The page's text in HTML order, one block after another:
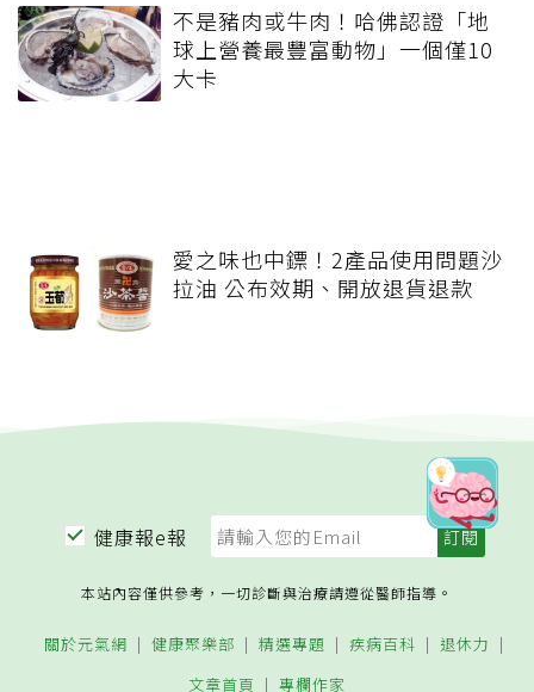
不是豬肉或牛肉！哈佛認證「地
球上營養最豐富動物」一個僅10
大卡
愛之味也中鏢！2產品使用問題沙
拉油 公布效期、開放退貨退款
健康報e報
本站內容僅供參考，一切診斷與治療請遵從醫師指導。
關於元氣網 健康聚樂部 精選專題 疾病百科
退休力
文章首頁
專欄作家